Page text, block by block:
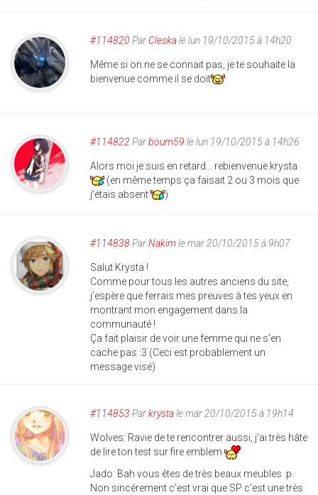
#114820 Par Cleskale lun 19/10/2015 à 14h20
Même si on ne se connait pas, je te souhaite la
bienvenue comme il se doit
#114822 Parboum59 le lun 19/10/2015 à 14h26
Alors moi je suis en retard... rebienvenue krysta
(en même temps ça faisait 2 ou 3 mois que
j'étais absent
)
#114838ParNakimle mar 20/10/2015 à 9h07
Salut Krysta !
Comme pour tous les autres anciens du site,
j'espère que ferrais mes preuves à tes yeux en
montrant mon engagement dans la
communauté !
Ça fait plaisir de voir une femme qui ne s'en
cache pas :3 (Ceci est probablement un
message visé)
#114853 Parkrystale mar 20/10/2015 à 19h14
Wolves: Ravie de te rencontrer aussi, j'ai très hâte
de lire ton test sur fire emblem
Jado: Bah vous êtes de très beaux meubles :p.
Non sincérement c'est vrai que SP c'est une très